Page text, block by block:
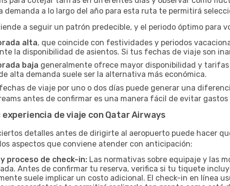
demanda a lo largo del año para esta ruta te permitirá
a seguir un patrón predecible, y el periodo óptimo para
alta, que coincide con festividades y periodos
la disponibilidad de asientos. Si tus fechas de viaje son
baja generalmente ofrece mayor disponibilidad y
alta demanda suele ser la alternativa más económica.
de viaje por uno o dos días puede generar una
antes de confirmar es una manera fácil de evitar gastos
de viaje con Qatar Airways
detalles antes de dirigirte al aeropuerto puede hacer
aspectos que conviene atender con anticipación:
proceso de check-in: Las normativas sobre equipaje y las
Antes de confirmar tu reserva, verifica si tu tiquete
suele implicar un costo adicional. El check-in en línea